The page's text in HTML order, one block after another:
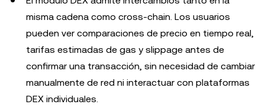
misma cadena como cross-chain. Los usuarios
pueden ver comparaciones de precio en tiempo real,
tarifas estimadas de gas y slippage antes de
confirmar una transacción, sin necesidad de cambiar
manualmente de red ni interactuar con plataformas
DEX individuales.